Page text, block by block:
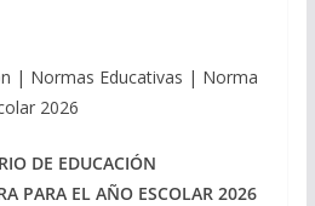
| Normas Educativas | Norma
2026
DE EDUCACIÓN
PARA EL AÑO ESCOLAR 2026